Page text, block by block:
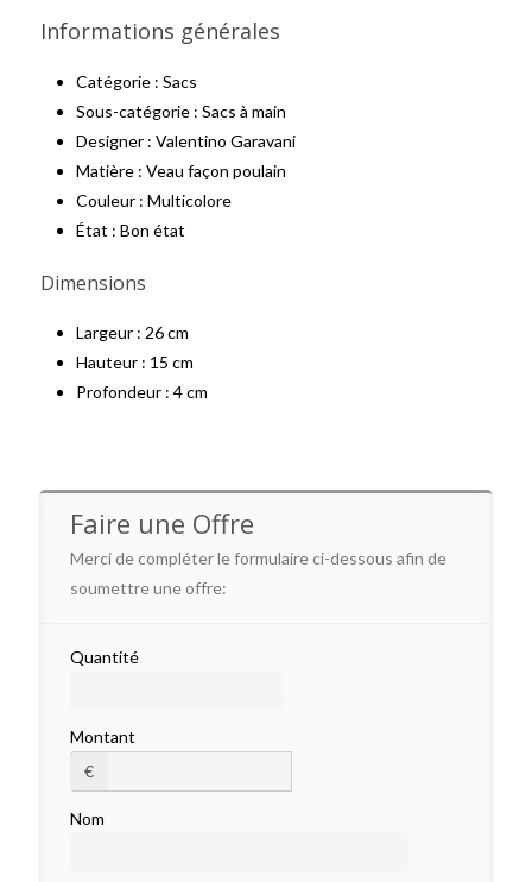
Informations générales
Catégorie : Sacs
Sous-catégorie : Sacs à main
Designer : Valentino Garavani
Matière : Veau façon poulain
Couleur : Multicolore
État : Bon état
Dimensions
Largeur : 26 cm
Hauteur : 15 cm
Profondeur : 4 cm
Faire une Offre
Merci de compléter le formulaire ci-dessous afin de
soumettre une offre:
Quantité
Montant
€
Nom